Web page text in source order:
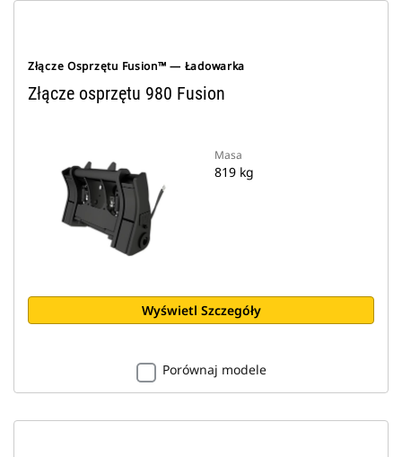
Złącze Osprzętu Fusion™ — Ładowarka
Złącze osprzętu 980 Fusion
Masa
819 kg
Wyświetl Szczegóły
Porównaj modele